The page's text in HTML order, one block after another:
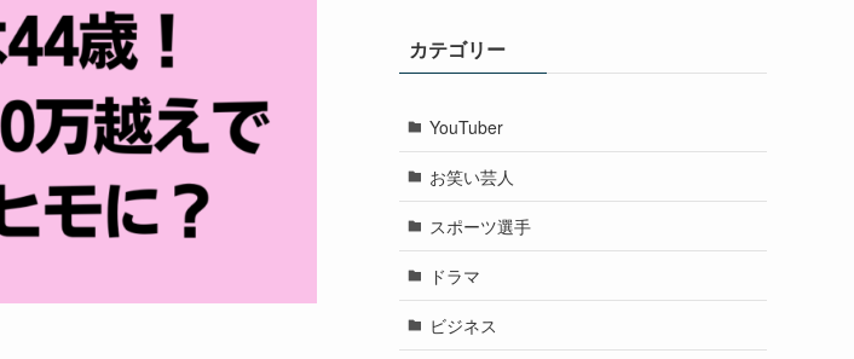
カテゴリー
YouTuber
お笑い芸人
スポーツ選手
ドラマ
ビジネス